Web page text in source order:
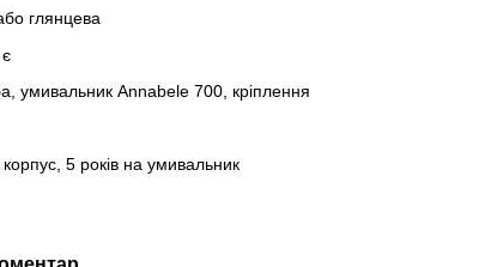
глянцева
умивальник Annabele 700, кріплення
5 років на умивальник